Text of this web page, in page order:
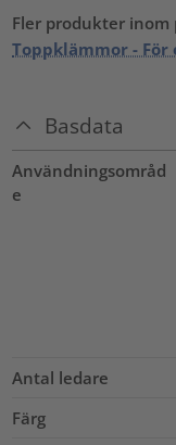
Fler produkter
Toppklämmor -
Basdata
Användningsområd
e
Antal ledare
Färg